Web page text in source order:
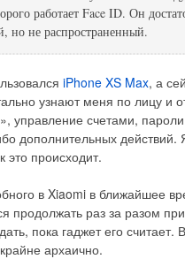
работает Face ID. Он
но не распространенный.
iPhone XS Max, а
узнают меня по лицу и
управление счетами,
дополнительных
это происходит.
в Xiaomi в ближайшее
продолжать раз за разом
пока гаджет его считает.
архаично.